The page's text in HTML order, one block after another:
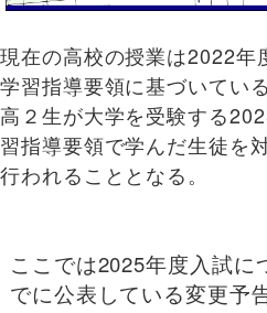
現在の高校の授業は2022年
学習指導要領に基づいてい
高２生が大学を受験する
習指導要領で学んだ生徒を
行われることとなる。
ここでは2025年度入試に
でに公表している変更予